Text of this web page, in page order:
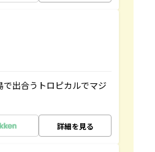
出合うトロピカルでマジ
詳細を見る